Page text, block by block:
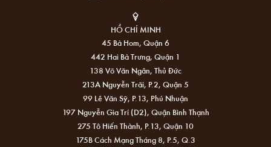
HỒ CHÍ MINH
45 Bà Hom, Quận 6
442 Hai Bà Trưng, Quận 1
138 Võ Văn Ngân, Thủ Đức
213A Nguyễn Trãi, P.2, Quận 5
99 Lê Văn Sỹ, P.13, Phú Nhuận
197 Nguyễn Gia Trí (D2), Quận Bình Thạnh
275 Tô Hiến Thành, P.13, Quận 10
175B Cách Mạng Tháng 8, P.5, Q.3